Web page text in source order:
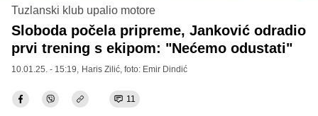
Tuzlanski klub upalio motore
Sloboda počela pripreme, Janković odradio
prvi trening s ekipom: "Nećemo odustati"
10.01.25. - 15:19, Haris Zilić, foto: Emir Dindić
11